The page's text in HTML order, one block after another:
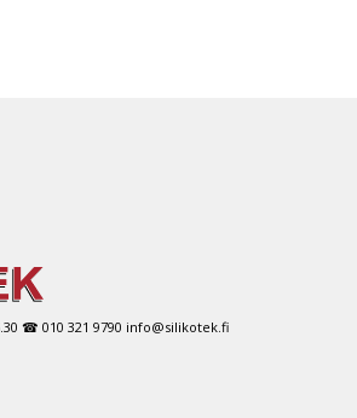
☎ 010 321 9790 info@silikotek.fi